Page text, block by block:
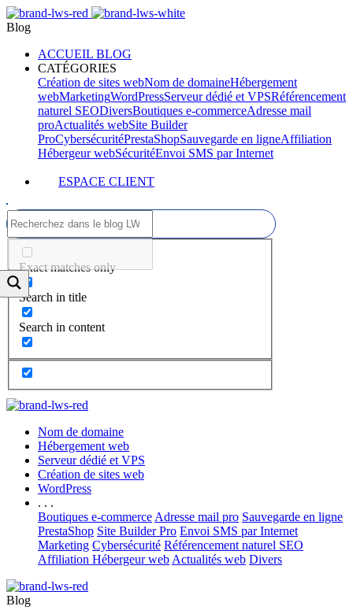
Blog
ACCUEIL BLOG
CATÉGORIES
Création de sites webNom de domaineHébergement
webMarketingWordPressServeur dédié et VPSRéférencement
naturel SEODiversBoutiques e-commerceAdresse mail
proActualités webSite Builder
ProCybersécuritéPrestaShopSauvegarde en ligneAffiliation
Hébergeur webSécuritéEnvoi SMS par Internet
ESPACE CLIENT
Exact matches only
Search in title
Search in content
Nom de domaine
Hébergement web
Serveur dédié et VPS
Création de sites web
WordPress
. . .
Boutiques e-commerce Adresse mail pro Sauvegarde en ligne
PrestaShop Site Builder Pro Envoi SMS par Internet
Marketing Cybersécurité Référencement naturel SEO
Affiliation Hébergeur web Actualités web Divers
Blog